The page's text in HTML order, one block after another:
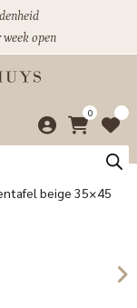
week open
0
beige 35×45